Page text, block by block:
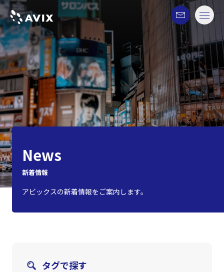
News
新着情報
アビックスの新着情報をご案内します。
タグで探す